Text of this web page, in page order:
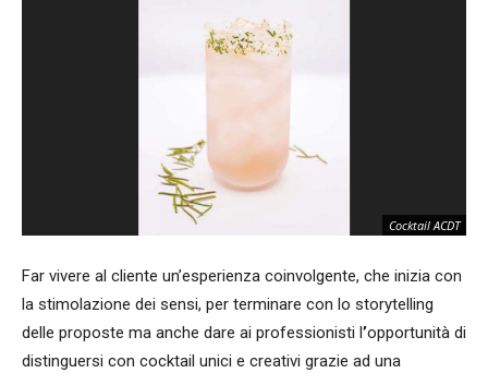
Cocktail ACDT
Far vivere al cliente un’esperienza coinvolgente, che inizia con
la stimolazione dei sensi, per terminare con lo storytelling
delle proposte ma anche dare ai professionisti l’opportunità di
distinguersi con cocktail unici e creativi grazie ad una